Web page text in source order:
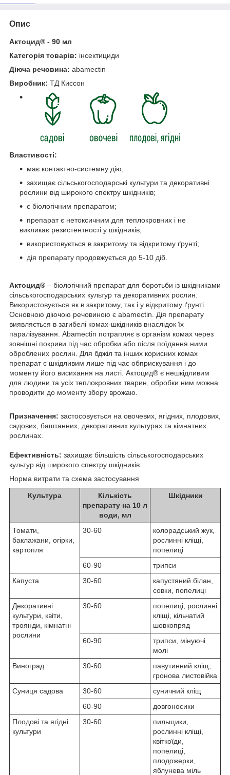
Опис
Актоцид® - 90 мл
Категорія товарів: інсектициди
Діюча речовина: abamectin
Виробник: ТД Киссон
Властивості:
має контактно-системну дію;
захищає сільськогосподарські культури та декоративні
рослини від широкого спектру шкідників;
є біологічним препаратом;
препарат є нетоксичним для теплокровних і не
викликає резистентності у шкідників;
використовується в закритому та відкритому ґрунті;
дія препарату продовжується до 5-10 діб.
Актоцид® – біологічний препарат для боротьби із шкідниками
сільськогосподарських культур та декоративних рослин.
Використовується як в закритому, так і у відкритому ґрунті.
Основною діючою речовиною є abamectin. Дія препарату
виявляється в загибелі комах-шкідників внаслідок їх
паралізування. Аbamectin потрапляє в організм комах через
зовнішні покриви під час обробки або після поїдання ними
оброблених рослин. Для бджіл та інших корисних комах
препарат є шкідливим лише під час обприскування і до
моменту його висихання на листі. Актоцид® є нешкідливим
для людини та усіх теплокровних тварин, обробки ним можна
проводити до моменту збору врожаю.
Призначення: застосовується на овочевих, ягідних, плодових,
садових, баштанних, декоративних культурах та кімнатних
рослинах.
Ефективність: захищає більшість сільськогосподарських
культур від широкого спектру шкідників.
Норма витрати та схема застосування
Культура
Кількість
препарату на 10 л
води, мл
Шкідники
Томати,
баклажани, огірки,
картопля
30-60
колорадський жук,
рослинні кліщі,
попелиці
60-90
трипси
Капуста
30-60
капустяний білан,
совки, попелиці
Декоративні
культури, квіти,
троянди, кімнатні
рослини
30-60
попелиці, рослинні
кліщі, кільчатий
шовкопряд
60-90
трипси, мінуючі
молі
Виноград
30-60
павутинний кліщ,
гронова листовійка
Суниця садова
30-60
суничний кліщ
60-90
довгоносики
Плодові та ягідні
культури
30-60
пильщики,
рослинні кліщі,
квіткоїди,
попелиці,
плодожерки,
яблунева міль